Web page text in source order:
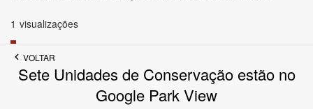
Até
1 visualizações
VOLTAR
Sete Unidades de Conservação estão no
Google Park View